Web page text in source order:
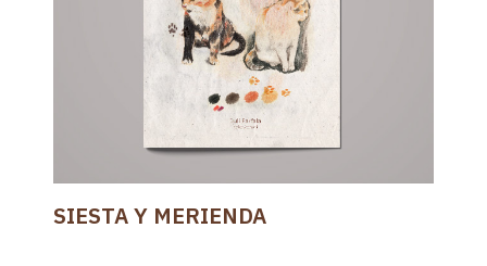
SIESTA Y MERIENDA